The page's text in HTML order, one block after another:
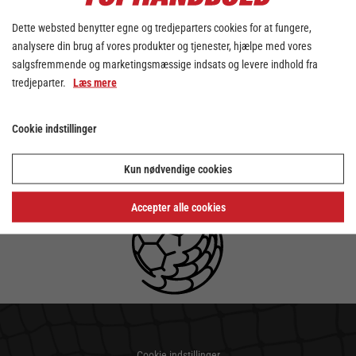
Dette websted benytter egne og tredjeparters cookies for at fungere,
analysere din brug af vores produkter og tjenester, hjælpe med vores
salgsfremmende og marketingsmæssige indsats og levere indhold fra
tredjeparter. Læs mere
Cookie indstillinger
Kun nødvendige cookies
Accepter alle cookies